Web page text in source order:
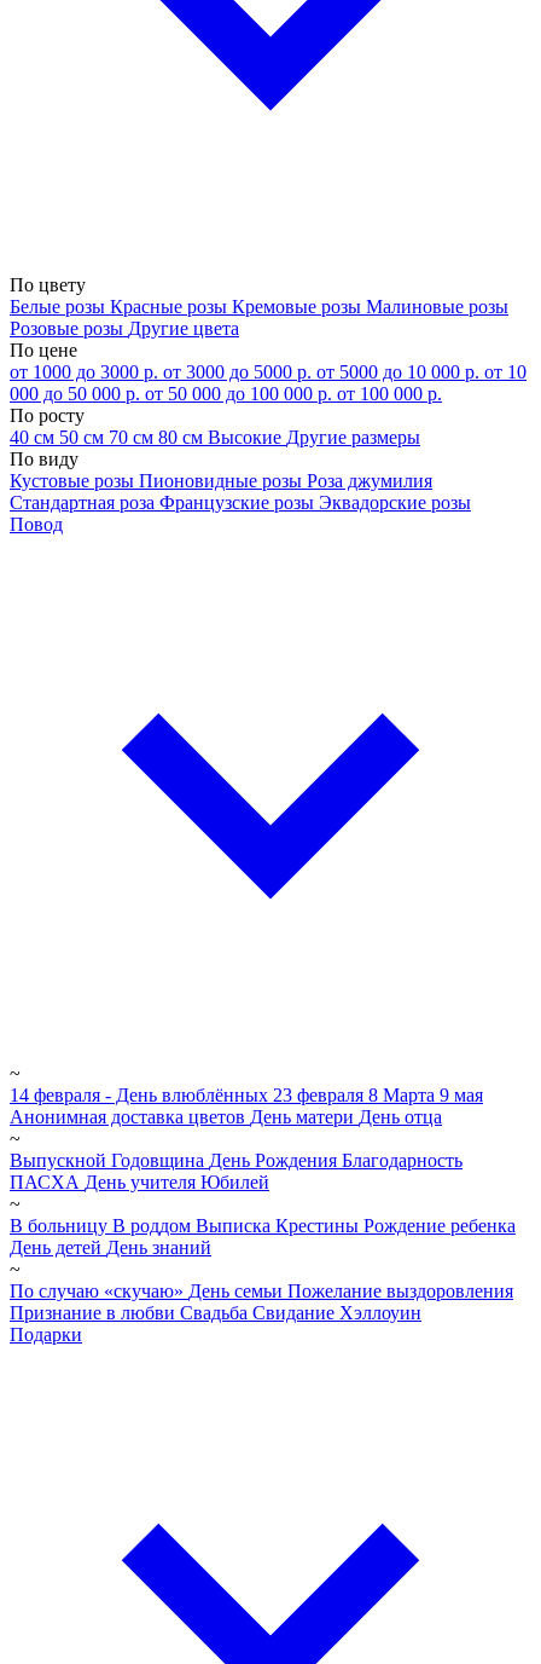
По цвету
Белые розы Красные розы Кремовые розы Малиновые розы
Розовые розы Другие цвета
По цене
от 1000 до 3000 р. от 3000 до 5000 р. от 5000 до 10 000 р. от 10
000 до 50 000 р. от 50 000 до 100 000 р. от 100 000 р.
По росту
40 см 50 см 70 см 80 см Высокие Другие размеры
По виду
Кустовые розы Пионовидные розы Роза джумилия
Стандартная роза Французские розы Эквадорские розы
Повод
~
14 февраля - День влюблённых 23 февраля 8 Марта 9 мая
Анонимная доставка цветов День матери День отца
~
Выпускной Годовщина День Рождения Благодарность
ПАСХА День учителя Юбилей
~
В больницу В роддом Выписка Крестины Рождение ребенка
День детей День знаний
~
По случаю «скучаю» День семьи Пожелание выздоровления
Признание в любви Свадьба Свидание Хэллоуин
Подарки